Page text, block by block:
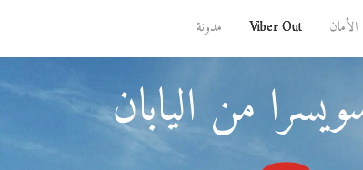
الأمان Viber Out مدونة
من اليابان